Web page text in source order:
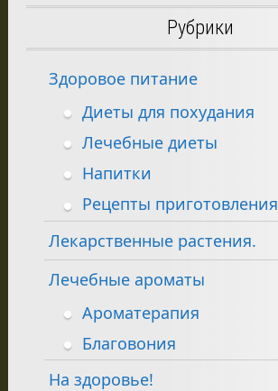
Рубрики
Здоровое питание
Диеты для похудания
Лечебные диеты
Напитки
Рецепты приготовления
Лекарственные растения.
Лечебные ароматы
Ароматерапия
Благовония
На здоровье!